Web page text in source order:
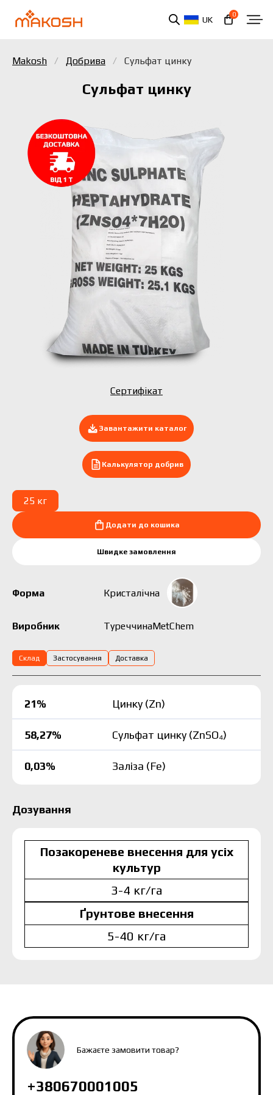
UK
0
Makosh Добрива Сульфат цинку
Сульфат цинку
Сертифікат
Завантажити каталог
Калькулятор добрив
25 кг
Додати до кошика
Швидке замовлення
Форма Кристалічна
Виробник ТуреччинаMetChem
Склад Застосування Доставка
21% Цинку (Zn)
58,27% Сульфат цинку (ZnSO₄)
0,03% Заліза (Fe)
Дозування
Позакореневе внесення для усіх
культур
3-4 кг/га
Ґрунтове внесення
5-40 кг/га
Бажаєте замовити товар?
+380670001005
Ви ознайомилися та погоджуєтеся з політикою
захисту персональних даних.
Подати заявку зараз